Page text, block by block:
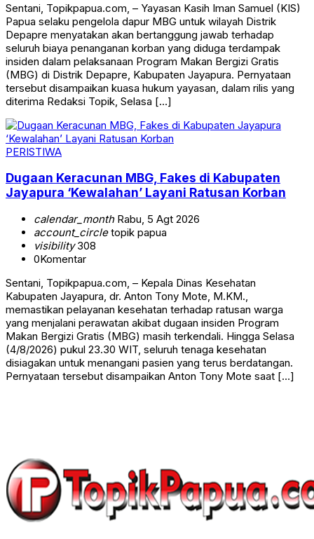
Sentani, Topikpapua.com, – Yayasan Kasih Iman Samuel (KIS)
Papua selaku pengelola dapur MBG untuk wilayah Distrik
Depapre menyatakan akan bertanggung jawab terhadap
seluruh biaya penanganan korban yang diduga terdampak
insiden dalam pelaksanaan Program Makan Bergizi Gratis
(MBG) di Distrik Depapre, Kabupaten Jayapura. Pernyataan
tersebut disampaikan kuasa hukum yayasan, dalam rilis yang
diterima Redaksi Topik, Selasa […]
PERISTIWA
Dugaan Keracunan MBG, Fakes di Kabupaten
Jayapura ‘Kewalahan’ Layani Ratusan Korban
calendar_monthRabu, 5 Agt 2026
account_circletopik papua
visibility308
0Komentar
Sentani, Topikpapua.com, – Kepala Dinas Kesehatan
Kabupaten Jayapura, dr. Anton Tony Mote, M.KM.,
memastikan pelayanan kesehatan terhadap ratusan warga
yang menjalani perawatan akibat dugaan insiden Program
Makan Bergizi Gratis (MBG) masih terkendali. Hingga Selasa
(4/8/2026) pukul 23.30 WIT, seluruh tenaga kesehatan
disiagakan untuk menangani pasien yang terus berdatangan.
Pernyataan tersebut disampaikan Anton Tony Mote saat […]